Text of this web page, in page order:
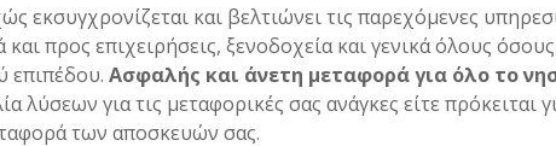
εκσυγχρονίζεται και βελτιώνει τις παρεχόμενες
και προς επιχειρήσεις, ξενοδοχεία και γενικά όλους
επιπέδου. Ασφαλής και άνετη μεταφορά για όλο το
λύσεων για τις μεταφορικές σας ανάγκες είτε πρόκειται
των αποσκευών σας.